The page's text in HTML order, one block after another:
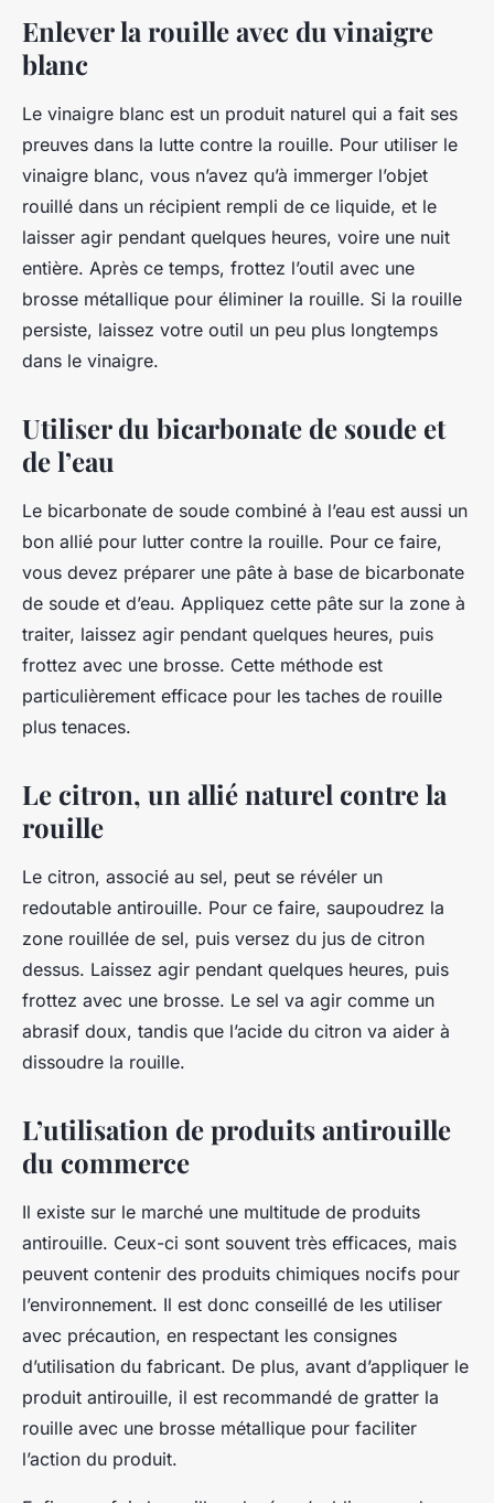
Enlever la rouille avec du vinaigre
blanc
Le vinaigre blanc est un produit naturel qui a fait ses
preuves dans la lutte contre la rouille. Pour utiliser le
vinaigre blanc, vous n’avez qu’à immerger l’objet
rouillé dans un récipient rempli de ce liquide, et le
laisser agir pendant quelques heures, voire une nuit
entière. Après ce temps, frottez l’outil avec une
brosse métallique pour éliminer la rouille. Si la rouille
persiste, laissez votre outil un peu plus longtemps
dans le vinaigre.
Utiliser du bicarbonate de soude et
de l’eau
Le bicarbonate de soude combiné à l’eau est aussi un
bon allié pour lutter contre la rouille. Pour ce faire,
vous devez préparer une pâte à base de bicarbonate
de soude et d’eau. Appliquez cette pâte sur la zone à
traiter, laissez agir pendant quelques heures, puis
frottez avec une brosse. Cette méthode est
particulièrement efficace pour les taches de rouille
plus tenaces.
Le citron, un allié naturel contre la
rouille
Le citron, associé au sel, peut se révéler un
redoutable antirouille. Pour ce faire, saupoudrez la
zone rouillée de sel, puis versez du jus de citron
dessus. Laissez agir pendant quelques heures, puis
frottez avec une brosse. Le sel va agir comme un
abrasif doux, tandis que l’acide du citron va aider à
dissoudre la rouille.
L’utilisation de produits antirouille
du commerce
Il existe sur le marché une multitude de produits
antirouille. Ceux-ci sont souvent très efficaces, mais
peuvent contenir des produits chimiques nocifs pour
l’environnement. Il est donc conseillé de les utiliser
avec précaution, en respectant les consignes
d’utilisation du fabricant. De plus, avant d’appliquer le
produit antirouille, il est recommandé de gratter la
rouille avec une brosse métallique pour faciliter
l’action du produit.